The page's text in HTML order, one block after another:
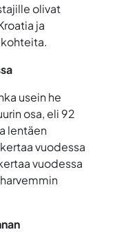
olivat
ja
usein he
osa, eli 92
lentäen
vuodessa
vuodessa